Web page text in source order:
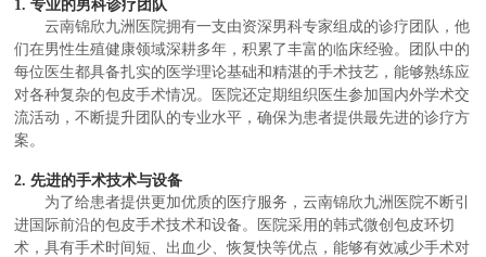
1. 专业的男科诊疗团队
云南锦欣九洲医院拥有一支由资深男科专家组成的诊疗团队，他
们在男性生殖健康领域深耕多年，积累了丰富的临床经验。团队中的
每位医生都具备扎实的医学理论基础和精湛的手术技艺，能够熟练应
对各种复杂的包皮手术情况。医院还定期组织医生参加国内外学术交
流活动，不断提升团队的专业水平，确保为患者提供最先进的诊疗方
案。
2. 先进的手术技术与设备
为了给患者提供更加优质的医疗服务，云南锦欣九洲医院不断引
进国际前沿的包皮手术技术和设备。医院采用的韩式微创包皮环切
术，具有手术时间短、出血少、恢复快等优点，能够有效减少手术对